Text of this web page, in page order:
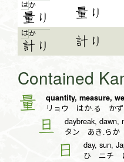
はか
量 り 量り
はか
計 り 計り
Contained
量 quantity, measure,
リョウ はか.る かず
旦 daybreak, dawn,
タン あき.らか
日 day, sun,
ひ ニチ